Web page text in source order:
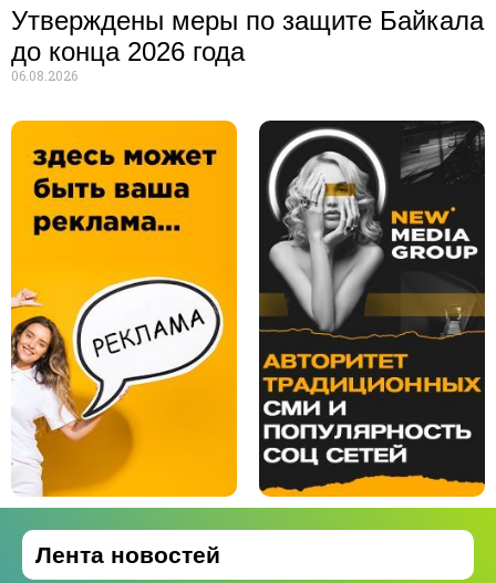
Утверждены меры по защите Байкала
до конца 2026 года
06.08.2026
Лента новостей